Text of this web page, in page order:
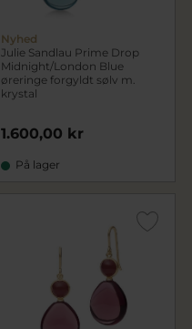
Nyhed
Julie Sandlau Prime Drop
Midnight/London Blue
øreringe forgyldt sølv m.
krystal
1.600,00 kr
På lager